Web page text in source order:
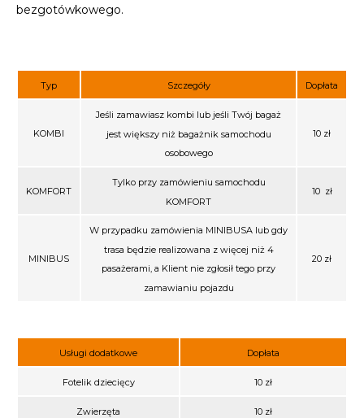
bezgotówkowego.
Typ Szczegóły Dopłata
KOMBI
Jeśli zamawiasz kombi lub jeśli Twój bagaż
jest większy niż bagażnik samochodu
osobowego
10 zł
KOMFORT
Tylko przy zamówieniu samochodu
KOMFORT
10 zł
MINIBUS
W przypadku zamówienia MINIBUSA lub gdy
trasa będzie realizowana z więcej niż 4
pasażerami, a Klient nie zgłosił tego przy
zamawianiu pojazdu
20 zł
Usługi dodatkowe Dopłata
Fotelik dziecięcy 10 zł
Zwierzęta 10 zł